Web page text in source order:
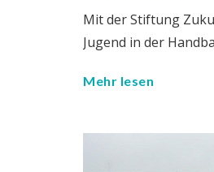
Mit der Stiftung
Jugend in der
Mehr lesen